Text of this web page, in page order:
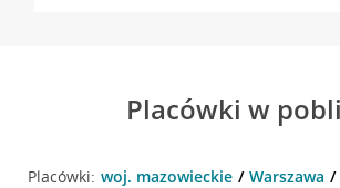
Placówki w
Placówki: woj. mazowieckie Warszawa